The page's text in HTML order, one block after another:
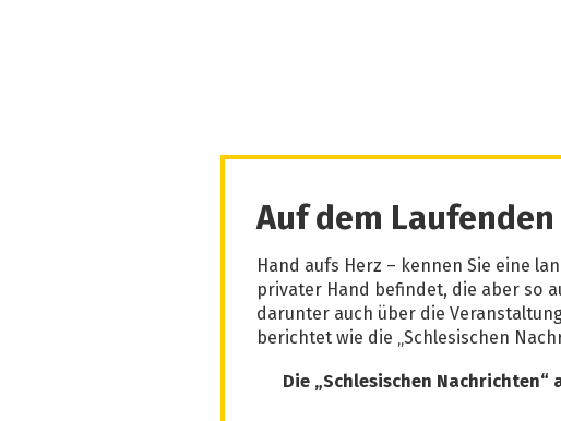
Auf dem
Hand aufs Herz – kennen Sie eine
privater Hand befindet, die aber so
darunter auch über die
berichtet wie die „Schlesischen
Die „Schlesischen Nachrichten“